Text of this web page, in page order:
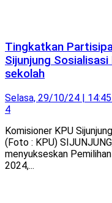
Tingkatkan
Sijunjung
sekolah
Selasa, 29/10/24 |
4
Komisioner KPU
(Foto : KPU)
menyukseskan
2024,...